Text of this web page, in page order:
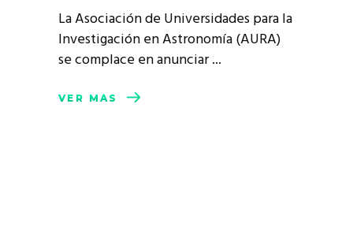
La Asociación de Universidades para la
Investigación en Astronomía (AURA)
se complace en anunciar
VER MÁS